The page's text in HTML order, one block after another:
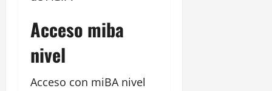
Acceso miba
nivel
Acceso con miBA nivel